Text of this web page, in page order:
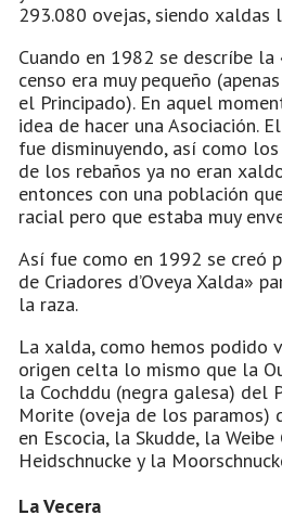
293.080 ovejas, siendo xaldas
Cuando en 1982 se descríbe
censo era muy pequeño
el Principado). En aquel
idea de hacer una Asociación.
fue disminuyendo, así como
de los rebaños ya no eran
entonces con una población
racial pero que estaba muy
Así fue como en 1992 se creó
de Criadores d’Oveya Xalda»
la raza.
La xalda, como hemos podido
origen celta lo mismo que la
la Cochddu (negra galesa) del
Morite (oveja de los paramos)
en Escocia, la Skudde, la
Heidschnucke y la
La Vecera